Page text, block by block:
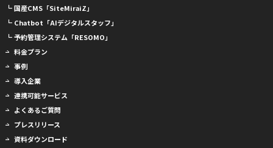
┗ 国産CMS「SiteMiraiZ」
┗ Chatbot「AIデジタルスタッフ」
┗ 予約管理システム「RESOMO」
料金プラン
事例
導入企業
連携可能サービス
よくあるご質問
プレスリリース
資料ダウンロード